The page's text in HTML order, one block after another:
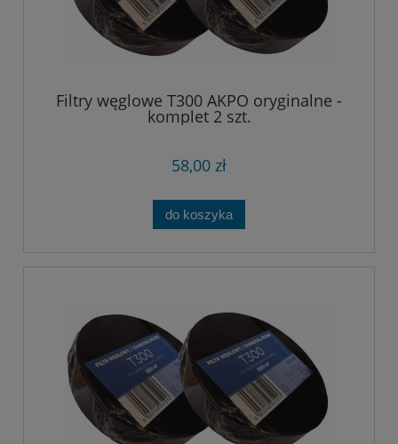
Filtry węglowe T300 AKPO oryginalne -
komplet 2 szt.
58,00 zł
do koszyka